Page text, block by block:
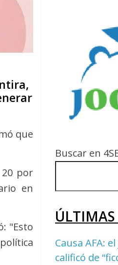
que
por
en
"Esto
Buscar en
Causa AFA:
calificó de